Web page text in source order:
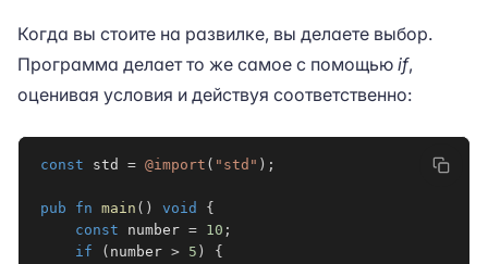
Когда вы стоите на развилке, вы делаете выбор.
Программа делает то же самое с помощью if,
оценивая условия и действуя соответственно:
const std = @import ( "std" ) ;
pub fn main ( ) void
{
const number = 10 ;
if
( number > 5 )
{